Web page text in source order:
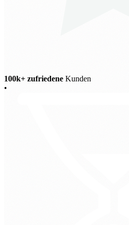
100k+ zufriedene Kunden
•